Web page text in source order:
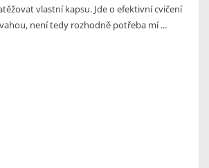
vlastní kapsu. Jde o efektivní cvičení
není tedy rozhodně potřeba mí ...